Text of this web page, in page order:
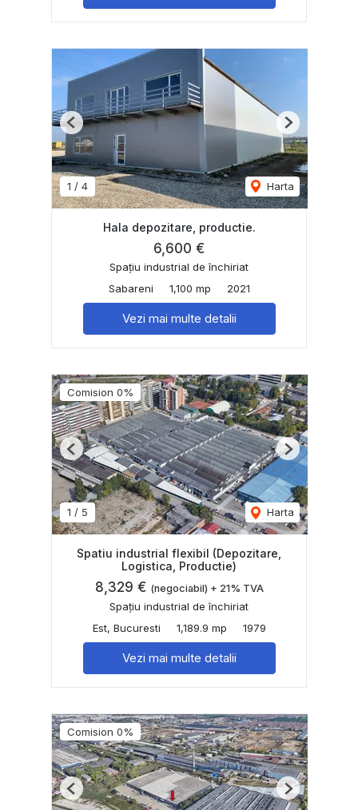
1 / 4 Harta
Previous Next
Hala depozitare, productie.
6,600 €
Spațiu industrial de închiriat
Sabareni
1,100 mp 2021
Vezi mai multe detalii
Comision 0%
1 / 5 Harta
Previous Next
Spatiu industrial flexibil (Depozitare,
Logistica, Productie)
8,329 € (negociabil) + 21% TVA
Spațiu industrial de închiriat
Est, Bucuresti
1,189.9 mp 1979
Vezi mai multe detalii
Comision 0%
Previous Next